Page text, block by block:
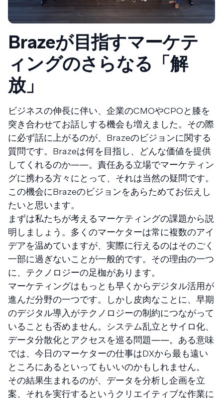
Brazeが目指すマーケテ
ィングのさらなる「解
放」
ビジネスの伸長に伴い、企業のCMOやCPOと膝を
突き合わせてお話しする機会も増えました。その際
に必ず話に上がるのが、Brazeのビジョンに関する
質問です。Brazeは何を目指し、どんな価値を提供
してくれるのか――。責任ある立場でマーケティン
グに携わる方々にとって、それは当然の疑問です。
この機会にBrazeのビジョンをあらためてお伝えし
たいと思います。
まずは私たちが考えるマーケティングの課題から説
明しましょう。多くのマーケターは常に複数のアイ
デアを温めていますが、実際に行えるのはそのごく
一部に過ぎないことが一般的です。その理由の一つ
に、テクノロジーの足枷があります。
マーケティングはもっとも早くからデジタル活用が
進んだ分野の一つです。しかし皮肉なことに、早期
のデジタル導入がテクノロジーの制約につながって
いることも否めません。システム乱立とサイロ化、
データ分散化とアクセスを巡る問題――。ある意味
では、今日のマーケターの仕事はDXから最も遠い
ところにあるといってもいいのかもしれません。
その結果生まれるのが、データを分析し企画を立
案、それを実行するというクリエイティブな作業に